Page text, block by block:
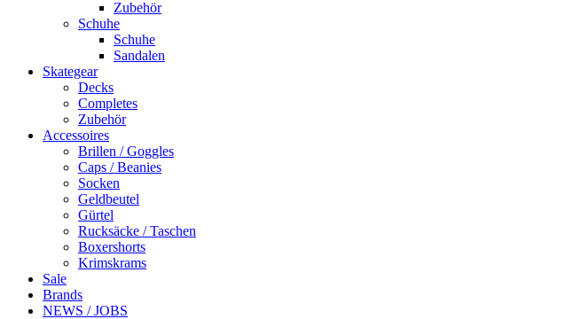
Zubehör
Schuhe
Schuhe
Sandalen
Skategear
Decks
Completes
Zubehör
Accessoires
Brillen / Goggles
Caps / Beanies
Socken
Geldbeutel
Gürtel
Rucksäcke / Taschen
Boxershorts
Krimskrams
Sale
Brands
NEWS / JOBS